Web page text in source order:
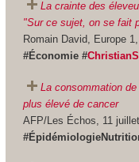
La crainte des
"Sur ce sujet, on se fait
Romain David, Europe
#Économie #
La consommation
plus élevé de cancer
AFP/Les Échos, 11